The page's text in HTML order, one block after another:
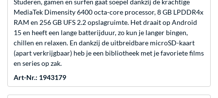
Studeren, gamen en surfen gaat soepel dankzij de krachtige
MediaTek Dimensity 6400 octa-core processor, 8 GB LPDDR4x
RAM en 256 GB UFS 2.2 opslagruimte. Het draait op Android
15 en heeft een lange batterijduur, zo kun je langer bingen,
chillen en relaxen. En dankzij de uitbreidbare microSD-kaart
(apart verkrijgbaar) heb je een bibliotheek met je favoriete films
en series op zak.
Art-Nr.: 1943179